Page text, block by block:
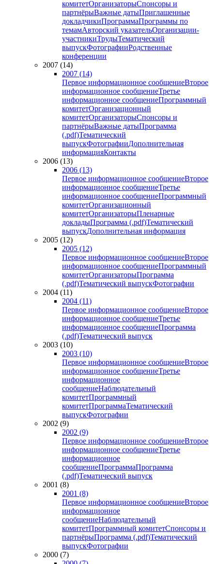
комитетОрганизаторыСпонсоры и
партнёрыВажные датыПриглашенные
докладчикиПрограммаПрограммы по
темамАвторский указательОрганизации-
участникиТрудыТематический
выпускФотографииРодственные
конференции
2007 (14)
2007 (14)
Первое информационное сообщениеВторое
информационное сообщениеТретье
информационное сообщениеПрограммный
комитетОрганизационный
комитетОрганизаторыСпонсоры и
партнёрыВажные датыПрограмма
(.pdf)Тематический
выпускФотографииДополнительная
информацияКонтакты
2006 (13)
2006 (13)
Первое информационное сообщениеВторое
информационное сообщениеТретье
информационное сообщениеПрограммный
комитетОрганизационный
комитетОрганизаторыПленарные
докладыПрограмма (.pdf)Тематический
выпускДополнительная информация
2005 (12)
2005 (12)
Первое информационное сообщениеВторое
информационное сообщениеПрограммный
комитетОрганизаторыПрограмма
(.pdf)Тематический выпускФотографии
2004 (11)
2004 (11)
Первое информационное сообщениеВторое
информационное сообщениеТретье
информационное сообщениеПрограмма
(.pdf)Тематический выпуск
2003 (10)
2003 (10)
Первое информационное сообщениеВторое
информационное сообщениеТретье
информационное
сообщениеНаблюдательный
комитетПрограммный
комитетПрограммаТематический
выпускФотографии
2002 (9)
2002 (9)
Первое информационное сообщениеВторое
информационное сообщениеТретье
информационное
сообщениеПрограммаПрограмма
(.pdf)Тематический выпуск
2001 (8)
2001 (8)
Первое информационное сообщениеВторое
информационное
сообщениеНаблюдательный
комитетПрограммный комитетСпонсоры и
партнёрыПрограмма (.pdf)Тематический
выпускФотографии
2000 (7)